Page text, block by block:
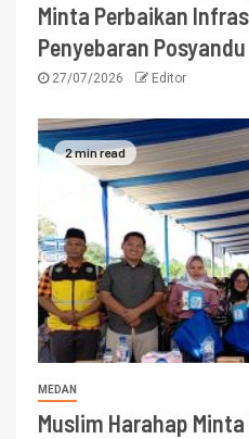
Minta Perbaikan
Penyebaran Posyandu
27/07/2026 Editor
2 min read
MEDAN
Muslim Harahap Minta